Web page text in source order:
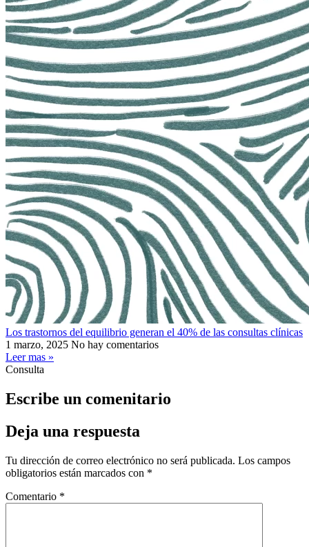
Los trastornos del equilibrio generan el 40% de las consultas clínicas
1 marzo, 2025 No hay comentarios
Leer mas »
Consulta
Escribe un comenitario
Deja una respuesta
Tu dirección de correo electrónico no será publicada. Los campos
obligatorios están marcados con *
Comentario *